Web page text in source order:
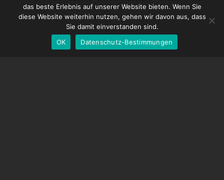
DMC-32
EOS LV-Korrekturkappe
das beste Erlebnis auf unserer Website bieten. Wenn Sie
diese Website weiterhin nutzen, gehen wir davon aus, dass
Sie damit einverstanden sind.
OK
Datenschutz-Bestimmungen
German
English
Spanish